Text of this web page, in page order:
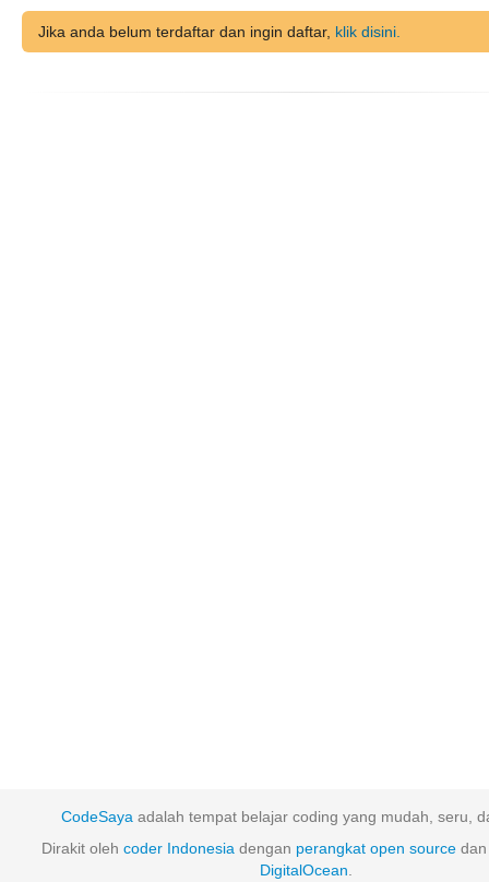
Jika anda belum terdaftar dan ingin daftar, klik disini.
CodeSaya adalah tempat belajar coding yang mudah, seru,
Dirakit oleh coder Indonesia dengan perangkat open source
DigitalOcean